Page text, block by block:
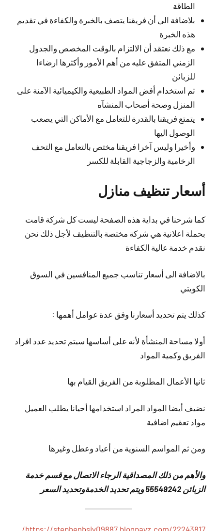
الطاقة
بلاضافة الى أن فريقنا يتصف بالخبرة والكفاءة في تقديم
هذه الخبرة
مع ذلك نعتقد أن الالتزام بالوقت المخصص والجدول
الزمني المتفق عليه من أهم الأمور وأكثرها ارضاءا
للزبائن
ثم استخدام أفض المواد الطبيعية والكيميائية الآمنة على
المنزل وصحة أصحاب المنشآه
يتمتع فريقنا بالقدرة للتعامل مع الأماكن التي يصعب
الوصول اليها
وأخيرا وليس آخرا فريقنا مختص بالتعامل مع التحف
الرخامية والزجاجية القابلة للكسر
أسعار تنظيف منازل
كما شرحنا في بداية هذه الصفحة ليست كل شركة قامت
بحملة اعلانية هي شركة مختصة بالتنظيف لأجل ذلك نحن
نقدم خدمة عالية الكفاءة
بالاضافة الى أسعار تناسب جميع المنافسين في السوق
الكويتي
كذلك يتم تحديد أسعارنا وفق عدة عوامل أهمها :
أولا مساحة المنشأة لأنه على أساسها سيتم تحديد عدد افراد
الفريق وكمية المواد
ثانيا الأعمال المطلوبة من الفريق القيام بها
نضيف أيضا المواد المراد استخدامها أحيانا يطلب العميل
مواد تعقيم اضافية
ومن ثم المواسم السنوية من أعياد وعطل وغيرها
والأهم من ذلك المصداقية الرجاء الاتصال مع قسم خدمة
الزبائن 55549242 ويتم تحديد الخدمةوتحديد السعر
https://stephenbsiy09887.blogpayz.com/22243817/